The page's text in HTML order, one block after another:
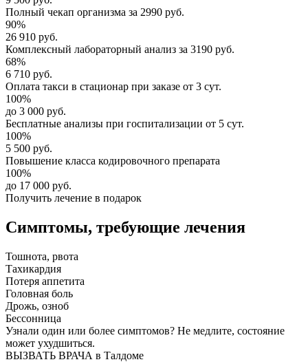
Полный чекап организма за 2990 руб.
90%
26 910 руб.
Комплексный лабораторный анализ за 3190 руб.
68%
6 710 руб.
Оплата такси в стационар при заказе от 3 сут.
100%
до 3 000 руб.
Бесплатные анализы при госпитализации от 5 сут.
100%
5 500 руб.
Повышение класса кодировочного препарата
100%
до 17 000 руб.
Получить лечение в подарок
Симптомы, требующие лечения
Тошнота, рвота
Тахикардия
Потеря аппетита
Головная боль
Дрожь, озноб
Бессонница
Узнали один или более симптомов? Не медлите, состояние
может ухудшиться.
ВЫЗВАТЬ ВРАЧА в Талдоме